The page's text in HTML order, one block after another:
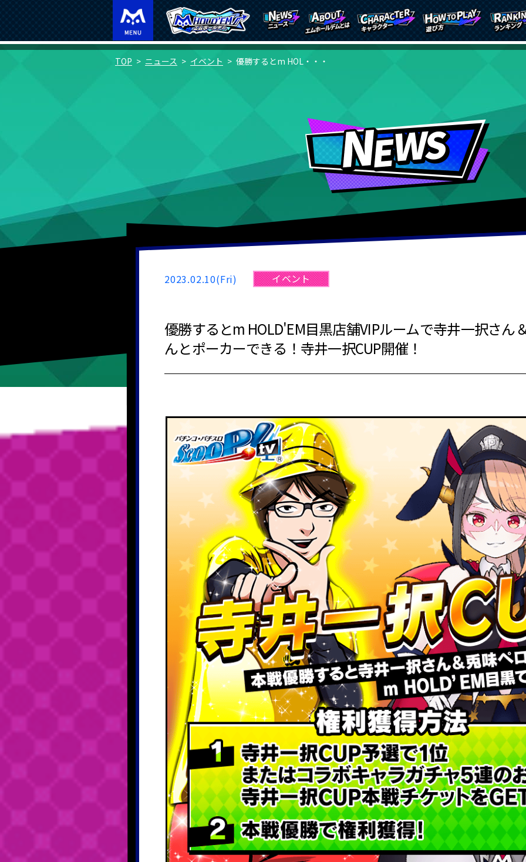
TOP ニュース イベント 優勝するとm HOL・・・
2023.02.10(Fri) イベント
優勝するとm HOLD'EM目黒店舗VIPルームで寺井一択さん
んとポーカーできる！寺井一択CUP開催！